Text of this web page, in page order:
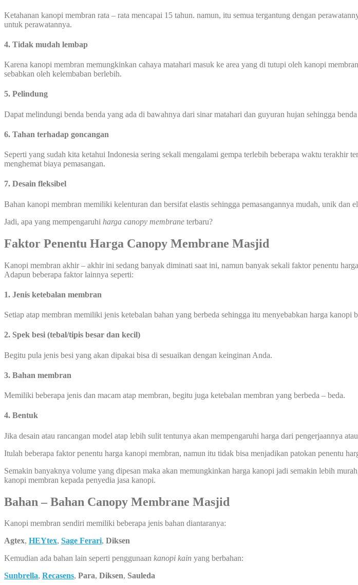
Ketahanan kanopi membran rata – rata mencapai 15 tahun. namun, itu semua tergantung dengan
untuk perawatannya.
4. Tidak mudah lembap
Karena kanopi membran memungkinkan cahaya matahari masuk ke area yang di tutupi oleh kanopi
sebabkan oleh kelembaban berlebih.
5. Pelindung
Dapat melindungi benda benda yang ada di bawahnya dari sinar matahari dan guyuran hujan sehingga
6. Tahan terhadap goncangan
Seperti yang sudah kita ketahui Indonesia sering sekali mengalami gempa terlebih beberapa waktu
menghemat biaya pemasangan.
7. Desain fleksibel
Bahan kanopi membran memiliki kelenturan dan bersifat elastis sehingga pemasangannya mudah, unik dan
Jadi, apa yang mempengaruhi harga canopy membrane terbaru?
Faktor Penentu Harga Canopy Membrane Masjid
Kanopi membran akhir – akhir ini sedang banyak diminati saat ini, namun banyak sekali faktor penentu
Adapun beberapa faktor lainnya seperti:
1. Jenis ketebalan membran
Setiap atap membran memiliki jenis ketebalan bahan yang berbeda sehingga itu menyebabkan harga kanopi
2. Spek besi (tebal/tipis besar dan kecil)
Begitu pula jenis besi yang akan dipakai bisa di sesuaikan dengan keinginan Anda.
3. Bahan membran
Memiliki beberapa jenis dan macam atap membran, begitu juga ketebalan membran yang berbeda – beda.
4. Bentuk
Jika desain atau rancangan model atap lebih sulit tentunya akan mempengaruhi harga dari pengerjaannya
Itulah beberapa faktor penentu harga kanopi membran, namun itu tidak bisa menjadikan patokan penentu
Semakin banyaknya volume yang dipesan maka akan memungkinkan harga kanopi jadi semakin lebih
kanopi membran kepada penyedia jasa kanopi.
Bahan – Bahan Canopy Membrane Masjid
Kanopi membran sendiri memiliki beberapa jenis bahan diantaranya:
Agtex, HEYtex, Sage Ferari, Diksen
Kemudian ada bahan lain seperti penggunaan kanopi kain yang berbahan:
Sunbrella, Recasens, Para, Diksen, Sauleda